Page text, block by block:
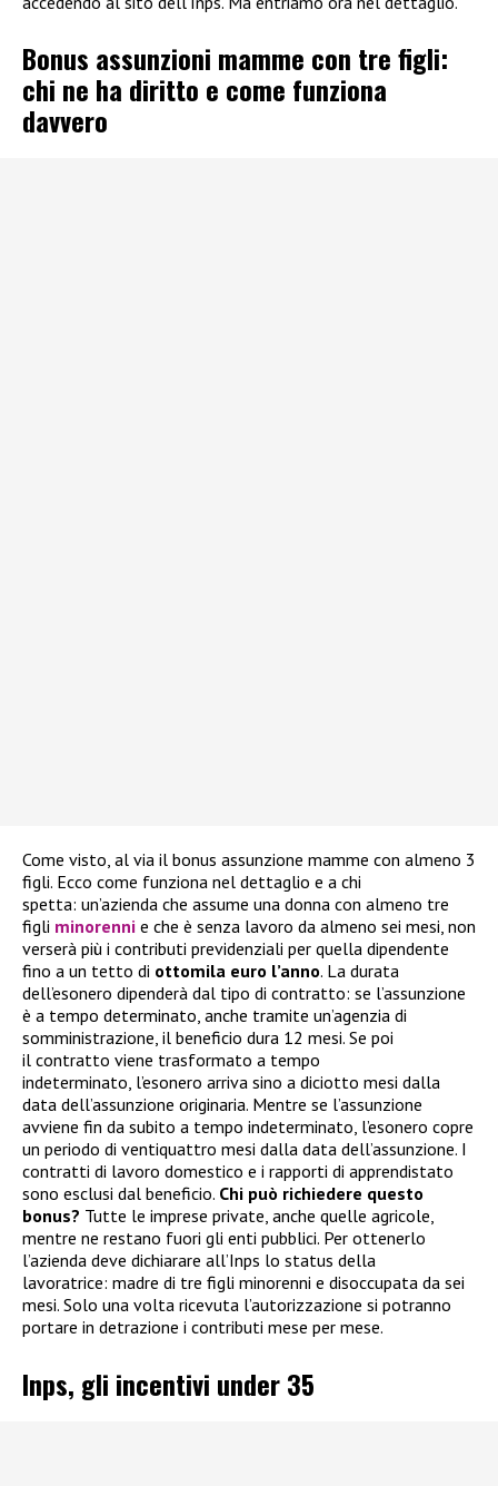
Bonus assunzioni mamme con tre figli:
chi ne ha diritto e come funziona
davvero
Come visto, al via il bonus assunzione mamme con almeno 3
figli. Ecco come funziona nel dettaglio e a chi
spetta: un’azienda che assume una donna con almeno tre
figli minorenni e che è senza lavoro da almeno sei mesi, non
verserà più i contributi previdenziali per quella dipendente
fino a un tetto di ottomila euro l’anno. La durata
dell’esonero dipenderà dal tipo di contratto: se l’assunzione
è a tempo determinato, anche tramite un’agenzia di
somministrazione, il beneficio dura 12 mesi. Se poi
il contratto viene trasformato a tempo
indeterminato, l’esonero arriva sino a diciotto mesi dalla
data dell’assunzione originaria. Mentre se l’assunzione
avviene fin da subito a tempo indeterminato, l’esonero copre
un periodo di ventiquattro mesi dalla data dell’assunzione. I
contratti di lavoro domestico e i rapporti di apprendistato
sono esclusi dal beneficio. Chi può richiedere questo
bonus? Tutte le imprese private, anche quelle agricole,
mentre ne restano fuori gli enti pubblici. Per ottenerlo
l’azienda deve dichiarare all’Inps lo status della
lavoratrice: madre di tre figli minorenni e disoccupata da sei
mesi. Solo una volta ricevuta l’autorizzazione si potranno
portare in detrazione i contributi mese per mese.
Inps, gli incentivi under 35